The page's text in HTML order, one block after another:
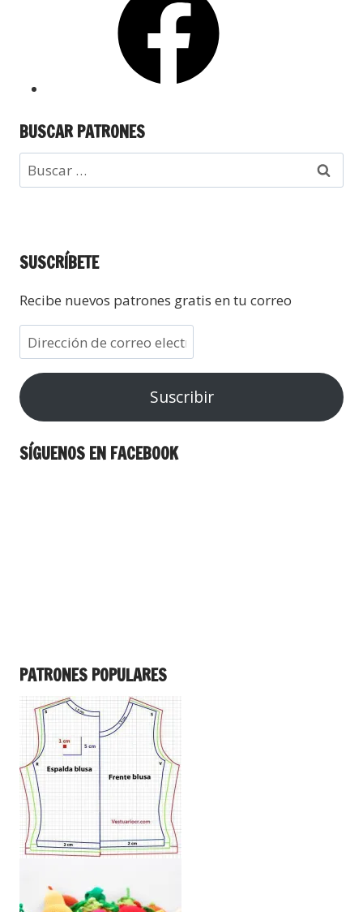
BUSCAR PATRONES
SUSCRÍBETE
Recibe nuevos patrones gratis en tu correo
Suscribir
SÍGUENOS EN FACEBOOK
PATRONES POPULARES